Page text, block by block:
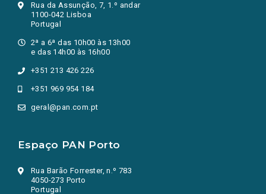
Rua da Assunção, 7, 1.º andar
1100-042 Lisboa
Portugal
2ª a 6ª das 10h00 às 13h00
e das 14h00 às 16h00
+351 213 426 226
+351 969 954 184
geral@pan.com.pt
Espaço PAN Porto
Rua Barão Forrester, n.º 783
4050-273 Porto
Portugal